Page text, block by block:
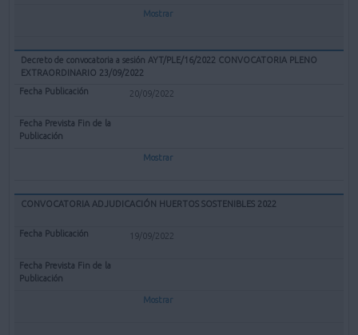
Mostrar
Decreto de convocatoria a sesión AYT/PLE/16/2022 CONVOCATORIA PLENO
EXTRAORDINARIO 23/09/2022
20/09/2022
Mostrar
CONVOCATORIA ADJUDICACIÓN HUERTOS SOSTENIBLES 2022
19/09/2022
Mostrar